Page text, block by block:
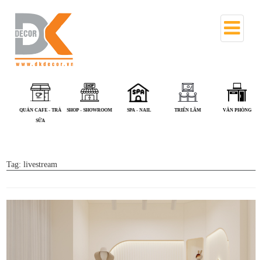
QUÁN CAFE - TRÀ
SHOP - SHOWROOM SPA - NAIL TRIỂN LÃM VĂN PHÒNG
Tag:livestream